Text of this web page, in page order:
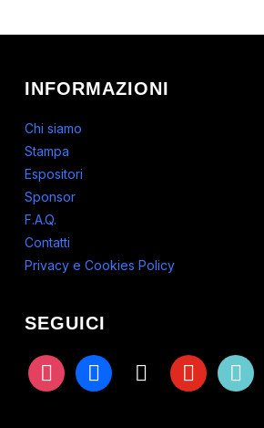
INFORMAZIONI
Chi siamo
Stampa
Espositori
Sponsor
F.A.Q.
Contatti
Privacy e Cookies Policy
SEGUICI
instagramfacebook youtubetiktok